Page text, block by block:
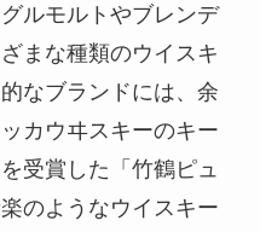
ルモルトやブレンデ
まな種類のウイスキ
なブランドには、余
カウヰスキーのキー
受賞した「竹鶴ピュ
のようなウイスキー